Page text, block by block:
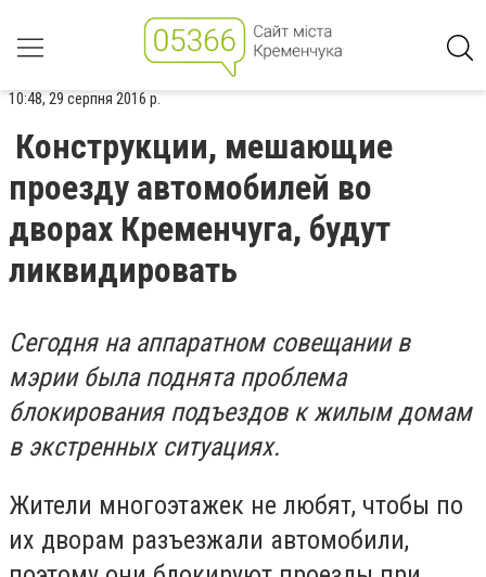
10:48, 29 серпня 2016 р.
Конструкции, мешающие
проезду автомобилей во
дворах Кременчуга, будут
ликвидировать
Сегодня на аппаратном совещании в
мэрии была поднята проблема
блокирования подъездов к жилым домам
в экстренных ситуациях.
Жители многоэтажек не любят, чтобы по
их дворам разъезжали автомобили,